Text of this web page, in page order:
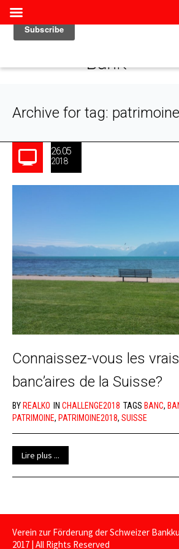
Archive for tag:
26.05
2018
Connaissez-vous les
banc’aires de la Suisse?
BY REALKO IN CHALLENGE2018 TAGS BANC,
PATRIMOINE, PATRIMOINE2018, SUISSE
Lire plus ...
Verein zur Förderung der Schweizer
2017 | All Rights Reserved